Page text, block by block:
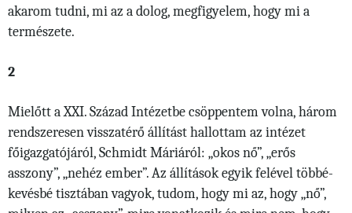
akarom tudni, mi az a dolog, megfigyelem, hogy mi a
természete.
2
Mielőtt a XXI. Század Intézetbe csöppentem volna, három
rendszeresen visszatérő állítást hallottam az intézet
főigazgatójáról, Schmidt Máriáról: „okos nő”, „erős
asszony”, „nehéz ember”. Az állítások egyik felével többé-
kevésbé tisztában vagyok, tudom, hogy mi az, hogy „nő”,